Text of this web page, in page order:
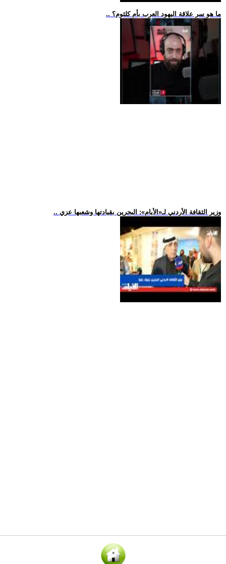
.. ما هو سر علاقة اليهود العرب بأم كلثوم؟
.. وزير الثقافة الأردني لـ«الأيام»: البحرين بقيادتها وشعبها عزي